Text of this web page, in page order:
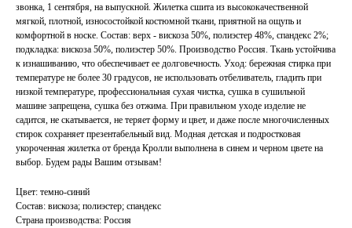
звонка, 1 сентября, на выпускной. Жилетка сшита из высококачественной
мягкой, плотной, износостойкой костюмной ткани, приятной на ощупь и
комфортной в носке. Состав: верх - вискоза 50%, полиэстер 48%, спандекс 2%;
подкладка: вискоза 50%, полиэстер 50%. Производство Россия. Ткань устойчива
к изнашиванию, что обеспечивает ее долговечность. Уход: бережная стирка при
температуре не более 30 градусов, не использовать отбеливатель, гладить при
низкой температуре, профессиональная сухая чистка, сушка в сушильной
машине запрещена, сушка без отжима. При правильном уходе изделие не
садится, не скатывается, не теряет форму и цвет, и даже после многочисленных
стирок сохраняет презентабельный вид. Модная детская и подростковая
укороченная жилетка от бренда Кролли выполнена в синем и черном цвете на
выбор. Будем рады Вашим отзывам!
Цвет: темно-синий
Состав: вискоза; полиэстер; спандекс
Страна производства: Россия